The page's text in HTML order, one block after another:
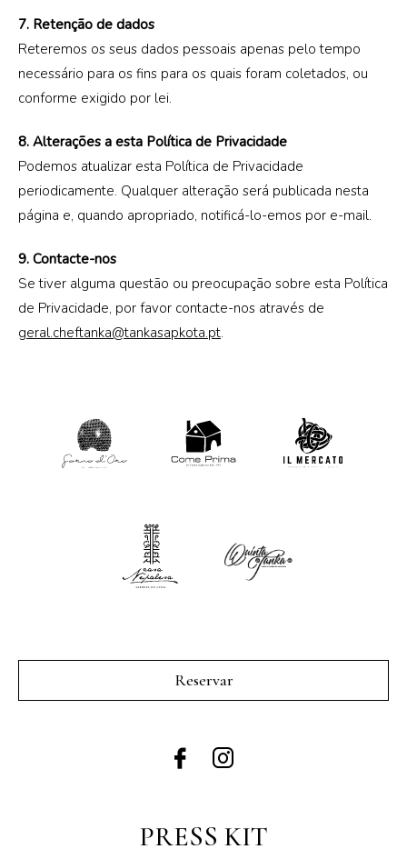
7. Retenção de dados
Reteremos os seus dados pessoais apenas pelo tempo
necessário para os fins para os quais foram coletados, ou
conforme exigido por lei.
8. Alterações a esta Política de Privacidade
Podemos atualizar esta Política de Privacidade
periodicamente. Qualquer alteração será publicada nesta
página e, quando apropriado, notificá-lo-emos por e-mail.
9. Contacte-nos
Se tiver alguma questão ou preocupação sobre esta Política
de Privacidade, por favor contacte-nos através de
geral.cheftanka@tankasapkota.pt.
Reservar
PRESS KIT